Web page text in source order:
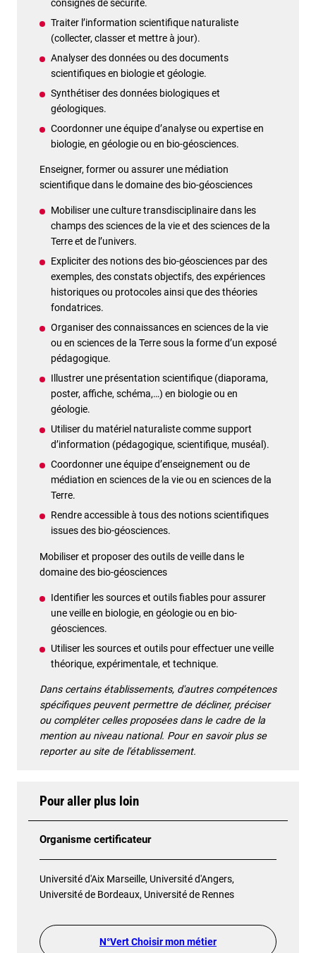
consignes de sécurité.
Traiter l’information scientifique naturaliste
(collecter, classer et mettre à jour).
Analyser des données ou des documents
scientifiques en biologie et géologie.
Synthétiser des données biologiques et
géologiques.
Coordonner une équipe d’analyse ou expertise en
biologie, en géologie ou en bio-géosciences.
Enseigner, former ou assurer une médiation
scientifique dans le domaine des bio-géosciences
Mobiliser une culture transdisciplinaire dans les
champs des sciences de la vie et des sciences de la
Terre et de l’univers.
Expliciter des notions des bio-géosciences par des
exemples, des constats objectifs, des expériences
historiques ou protocoles ainsi que des théories
fondatrices.
Organiser des connaissances en sciences de la vie
ou en sciences de la Terre sous la forme d’un exposé
pédagogique.
Illustrer une présentation scientifique (diaporama,
poster, affiche, schéma,…) en biologie ou en
géologie.
Utiliser du matériel naturaliste comme support
d’information (pédagogique, scientifique, muséal).
Coordonner une équipe d’enseignement ou de
médiation en sciences de la vie ou en sciences de la
Terre.
Rendre accessible à tous des notions scientifiques
issues des bio-géosciences.
Mobiliser et proposer des outils de veille dans le
domaine des bio-géosciences
Identifier les sources et outils fiables pour assurer
une veille en biologie, en géologie ou en bio-
géosciences.
Utiliser les sources et outils pour effectuer une veille
théorique, expérimentale, et technique.
Dans certains établissements, d'autres compétences
spécifiques peuvent permettre de décliner, préciser
ou compléter celles proposées dans le cadre de la
mention au niveau national. Pour en savoir plus se
reporter au site de l'établissement.
Pour aller plus loin
Organisme certificateur
Université d'Aix Marseille, Université d'Angers,
Université de Bordeaux, Université de Rennes
N°Vert Choisir mon métier